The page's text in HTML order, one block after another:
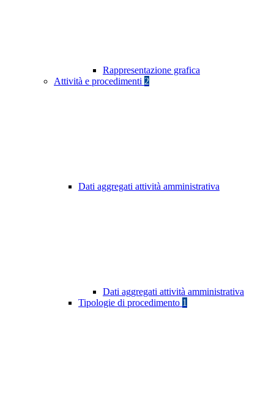
Rappresentazione grafica
Attività e procedimenti 2
Dati aggregati attività amministrativa
Dati aggregati attività amministrativa
Tipologie di procedimento 1